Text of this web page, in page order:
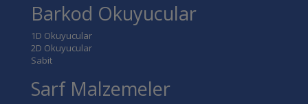
Barkod Okuyucular
1D Okuyucular
2D Okuyucular
Sabit
Sarf Malzemeler